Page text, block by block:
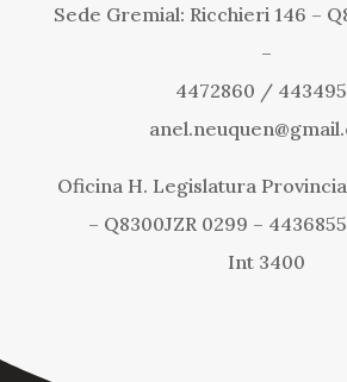
Sede Gremial: Ricchieri 146 –
–
4472860 /
Oficina H. Legislatura
– Q8300JZR 0299 –
Int 3400